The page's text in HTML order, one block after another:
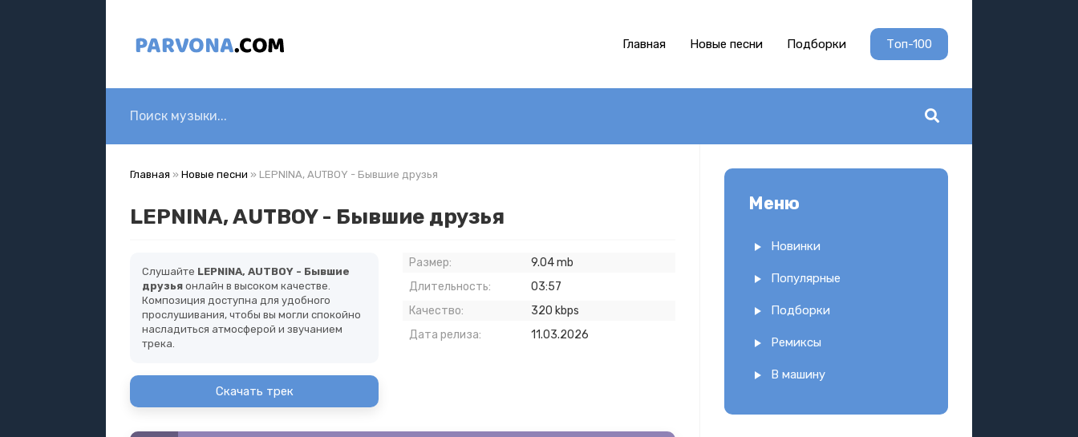
Главная Новые песни Подборки Топ-100
Главная » Новые песни » LEPNINA, AUTBOY - Бывшие друзья
LEPNINA, AUTBOY - Бывшие друзья
Слушайте LEPNINA, AUTBOY - Бывшие
друзья онлайн в высоком качестве.
Композиция доступна для удобного
прослушивания, чтобы вы могли спокойно
насладиться атмосферой и звучанием
трека.
Скачать трек
Размер:
9.04 mb
Длительность:
03:57
Качество:
320 kbps
Дата релиза:
11.03.2026
Меню
Новинки
Популярные
Подборки
Ремиксы
В машину